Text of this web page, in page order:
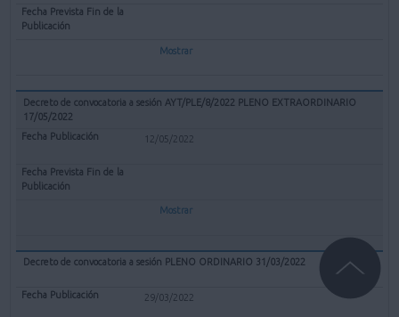
Mostrar
Decreto de convocatoria a sesión AYT/PLE/8/2022 PLENO EXTRAORDINARIO
17/05/2022
12/05/2022
Mostrar
Decreto de convocatoria a sesión PLENO ORDINARIO 31/03/2022
29/03/2022